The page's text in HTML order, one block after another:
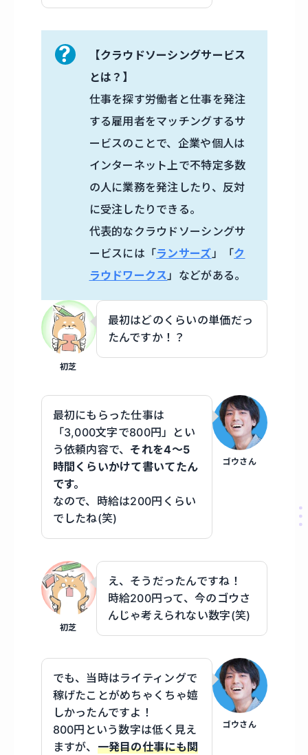
【クラウドソーシングサービス
とは？】
仕事を探す労働者と仕事を発注
する雇用者をマッチングするサ
ービスのことで、企業や個人は
インターネット上で不特定多数
の人に業務を発注したり、反対
に受注したりできる。
代表的なクラウドソーシングサ
ービスには「ランサーズ」「ク
ラウドワークス」などがある。
初芝
最初はどのくらいの単価だっ
たんですか！？
ゴウさん
最初にもらった仕事は
「3,000文字で800円」とい
う依頼内容で、 それを4〜5
時間くらいかけて書いてたん
です。
なので、時給は200円くらい
でしたね(笑)
初芝
え、そうだったんですね！
時給200円って、今のゴウさ
んじゃ考えられない数字(笑)
ゴウさん
でも、当時はライティングで
稼げたことがめちゃくちゃ嬉
しかったんですよ！
800円という数字は低く見え
ますが、 一発目の仕事にも関